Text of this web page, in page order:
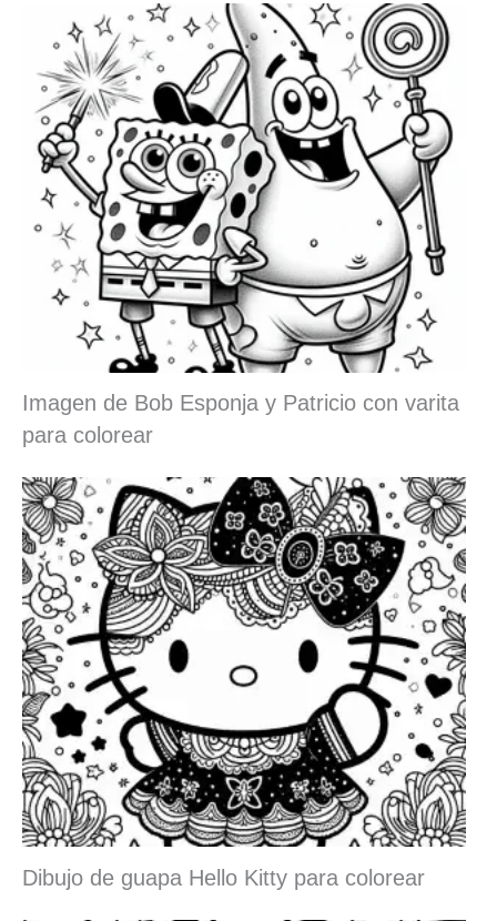
Imagen de Bob Esponja y Patricio con varita
para colorear
Dibujo de guapa Hello Kitty para colorear